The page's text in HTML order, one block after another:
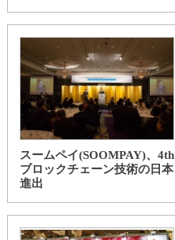
スームペイ(SOOMPAY)、4th
ブロックチェーン技術の日本
進出